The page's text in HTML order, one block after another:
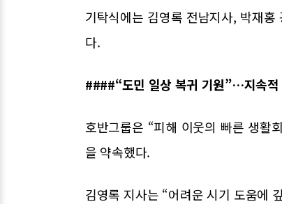
기탁식에는 김영록 전남지사, 박재
다.
####“도민 일상 복귀 기원”…지속적
호반그룹은 “피해 이웃의 빠른 생활
을 약속했다.
김영록 지사는 “어려운 시기 도움에